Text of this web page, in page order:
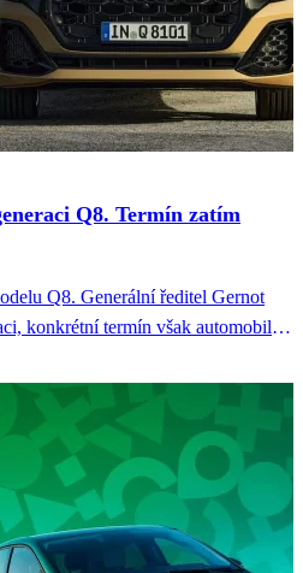
Q8. Termín zatím
Q8. Generální ředitel Gernot
konkrétní termín však automobilka